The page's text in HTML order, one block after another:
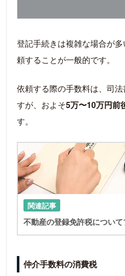
登記手続きは複雑な場合が
頼することが一般的です。
依頼する際の手数料は、司
すが、およそ5万〜10万円前
す。
関連記事
不動産の登録免許税について
仲介手数料の消費税